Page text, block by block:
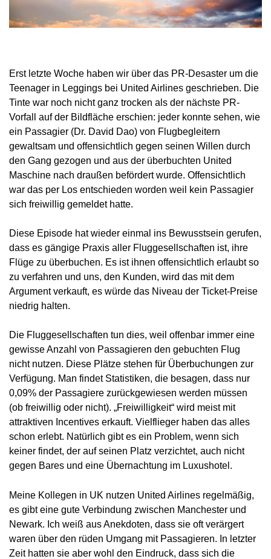
Erst letzte Woche haben wir über das PR-Desaster um die
Teenager in Leggings bei United Airlines geschrieben. Die
Tinte war noch nicht ganz trocken als der nächste PR-
Vorfall auf der Bildfläche erschien: jeder konnte sehen, wie
ein Passagier (Dr. David Dao) von Flugbegleitern
gewaltsam und offensichtlich gegen seinen Willen durch
den Gang gezogen und aus der überbuchten United
Maschine nach draußen befördert wurde. Offensichtlich
war das per Los entschieden worden weil kein Passagier
sich freiwillig gemeldet hatte.
Diese Episode hat wieder einmal ins Bewusstsein gerufen,
dass es gängige Praxis aller Fluggesellschaften ist, ihre
Flüge zu überbuchen. Es ist ihnen offensichtlich erlaubt so
zu verfahren und uns, den Kunden, wird das mit dem
Argument verkauft, es würde das Niveau der Ticket-Preise
niedrig halten.
Die Fluggesellschaften tun dies, weil offenbar immer eine
gewisse Anzahl von Passagieren den gebuchten Flug
nicht nutzen. Diese Plätze stehen für Überbuchungen zur
Verfügung. Man findet Statistiken, die besagen, dass nur
0,09% der Passagiere zurückgewiesen werden müssen
(ob freiwillig oder nicht). „Freiwilligkeit“ wird meist mit
attraktiven Incentives erkauft. Vielflieger haben das alles
schon erlebt. Natürlich gibt es ein Problem, wenn sich
keiner findet, der auf seinen Platz verzichtet, auch nicht
gegen Bares und eine Übernachtung im Luxushotel.
Meine Kollegen in UK nutzen United Airlines regelmäßig,
es gibt eine gute Verbindung zwischen Manchester und
Newark. Ich weiß aus Anekdoten, dass sie oft verärgert
waren über den rüden Umgang mit Passagieren. In letzter
Zeit hatten sie aber wohl den Eindruck, dass sich die